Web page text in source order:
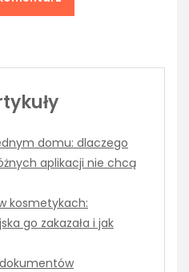
domu: dlaczego
aplikacji nie chcą
kosmetykach:
go zakazała i jak